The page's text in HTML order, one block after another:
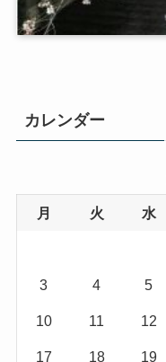
カレンダー
月 火 水
3 4 5
10 11 12
17 18 19